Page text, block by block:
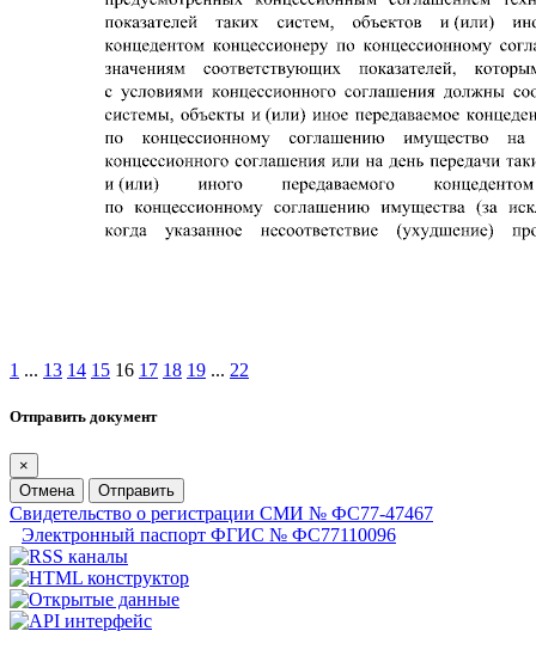
1 ... 13 14 15 16 17 18 19 ... 22
Отправить документ
×
Отмена
Отправить
Свидетельство о регистрации СМИ № ФС77-47467
Электронный паспорт ФГИС № ФС77110096